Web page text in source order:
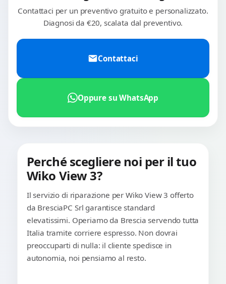
Contattaci per un preventivo gratuito e personalizzato.
Diagnosi da €20, scalata dal preventivo.
Contattaci
Oppure su WhatsApp
Perché scegliere noi per il tuo
Wiko View 3?
Il servizio di riparazione per Wiko View 3 offerto
da BresciaPC Srl garantisce standard
elevatissimi. Operiamo da Brescia servendo tutta
Italia tramite corriere espresso. Non dovrai
preoccuparti di nulla: il cliente spedisce in
autonomia, noi pensiamo al resto.